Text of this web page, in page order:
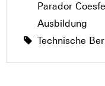
Parador
Ausbildung
Technische